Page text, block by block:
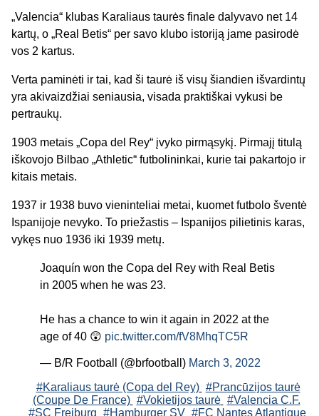
„Valencia“ klubas Karaliaus taurės finale dalyvavo net 14
kartų, o „Real Betis“ per savo klubo istoriją jame pasirodė
vos 2 kartus.
Verta paminėti ir tai, kad ši taurė iš visų šiandien išvardintų
yra akivaizdžiai seniausia, visada praktiškai vykusi be
pertraukų.
1903 metais „Copa del Rey“ įvyko pirmąsykį. Pirmajį titulą
iškovojo Bilbao „Athletic“ futbolininkai, kurie tai pakartojo ir
kitais metais.
1937 ir 1938 buvo vieninteliai metai, kuomet futbolo šventė
Ispanijoje nevyko. To priežastis – Ispanijos pilietinis karas,
vykęs nuo 1936 iki 1939 metų.
Joaquín won the Copa del Rey with Real Betis
in 2005 when he was 23.
He has a chance to win it again in 2022 at the
age of 40 😲 pic.twitter.com/fV8MhqTC5R
— B/R Football (@brfootball) March 3, 2022
#Karaliaus taurė (Copa del Rey) #Prancūzijos taurė
(Coupe De France) #Vokietijos taurė #Valencia C.F.
#SC Freiburg #Hamburger SV #FC Nantes Atlantique